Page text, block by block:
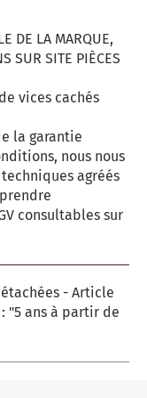
DE LA MARQUE,
SUR SITE PIÈCES
vices cachés
la garantie
nous nous
agréés
consultables sur
- Article
"5 ans à partir de